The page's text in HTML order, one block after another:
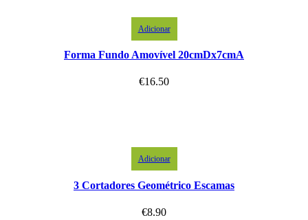
Adicionar
Forma Fundo Amovível 20cmDx7cmA
€16.50
Adicionar
3 Cortadores Geométrico Escamas
€8.90